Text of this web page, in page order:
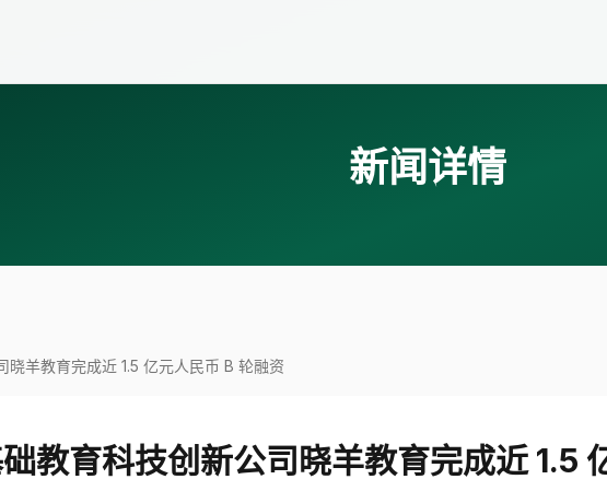
新闻详情
晓羊教育完成近 1.5 亿元人民币 B 轮融资
教育科技创新公司晓羊教育完成近 1.5